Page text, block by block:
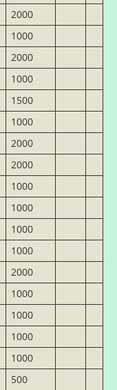
2000
1000
2000
1000
1500
1000
2000
2000
1000
1000
1000
1000
2000
1000
1000
1000
1000
500